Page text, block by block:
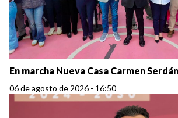
En marcha Nueva Casa Carmen Serdán
06 de agosto de 2026 - 16:50